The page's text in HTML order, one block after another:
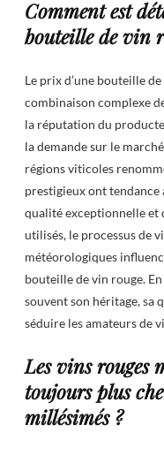
Comment est
bouteille de vin
Le prix d’une bouteille
combinaison complexe
la réputation du
la demande sur le
régions viticoles
prestigieux ont tendance
qualité exceptionnelle et
utilisés, le processus de
météorologiques
bouteille de vin rouge.
souvent son héritage, sa
séduire les amateurs de
Les vins rouges
toujours plus
millésimés ?